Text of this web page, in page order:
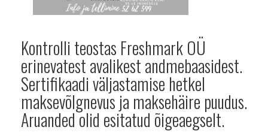
Kontrolli teostas Freshmark OÜ
erinevatest avalikest andmebaasidest.
Sertifikaadi väljastamise hetkel
maksevõlgnevus ja maksehäire puudus.
Aruanded olid esitatud õigeaegselt.